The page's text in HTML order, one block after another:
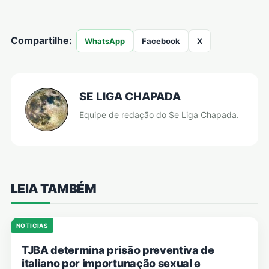
Compartilhe: WhatsApp Facebook X
SE LIGA CHAPADA
Equipe de redação do Se Liga Chapada.
LEIA TAMBÉM
NOTICIAS
TJBA determina prisão preventiva de
italiano por importunação sexual e